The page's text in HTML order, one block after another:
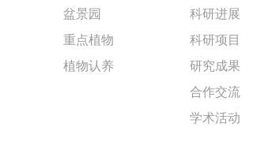
盆景园
重点植物
植物认养
科研进展
科研项目
研究成果
合作交流
学术活动